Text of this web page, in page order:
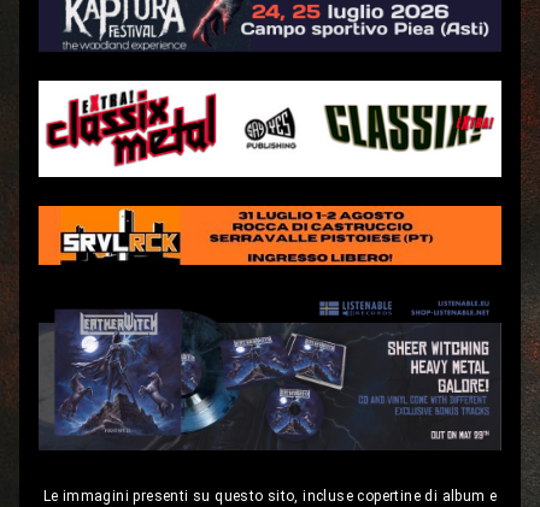
Le immagini presenti su questo sito, incluse copertine di album e